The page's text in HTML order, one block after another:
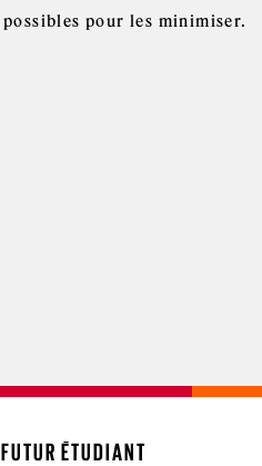
possibles pour les minimiser.
FUTUR ÉTUDIANT